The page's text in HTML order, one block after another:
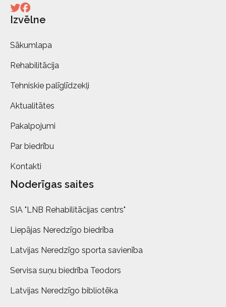
Izvēlne
Sākumlapa
Rehabilitācija
Tehniskie palīglīdzekļi
Aktualitātes
Pakalpojumi
Par biedrību
Kontakti
Noderīgas saites
SIA "LNB Rehabilitācijas centrs"
Liepājas Neredzīgo biedrība
Latvijas Neredzīgo sporta savienība
Servisa suņu biedrība Teodors
Latvijas Neredzīgo bibliotēka